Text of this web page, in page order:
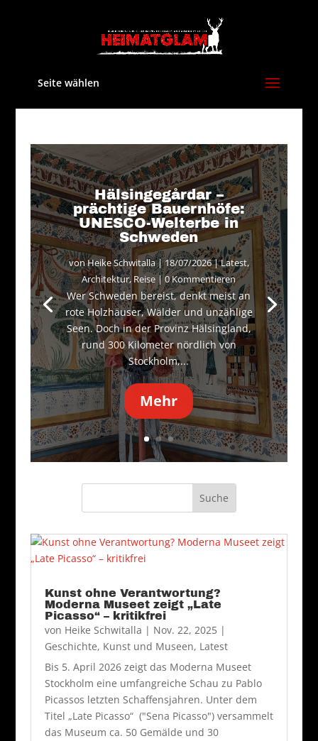
Seite wählen
Hälsingegårdar –
prächtige Bauernhöfe:
UNESCO-Welterbe in
Schweden
vonHeike Schwitalla|18/07/2026|Latest,
Architektur, Reise| 0 Kommentieren
Wer Schweden bereist, denkt meist an
rote Holzhäuser, Wälder und unzählige
Seen. Doch in der Provinz Hälsingland,
rund 300 Kilometer nördlich von
Stockholm,...
Mehr
Kunst ohne Verantwortung?
Moderna Museet zeigt „Late
Picasso“ – kritikfrei
von Heike Schwitalla | Nov. 22, 2025|
Geschichte, Kunst und Museen, Latest
Bis 5. April 2026 zeigt das Moderna Museet
Stockholm eine umfangreiche Schau zu Pablo
Picassos letzten Schaffensjahren. Unter dem
Titel „Late Picasso“ ("Sena Picasso") versammelt
das Museum ca. 50 Gemälde und 30